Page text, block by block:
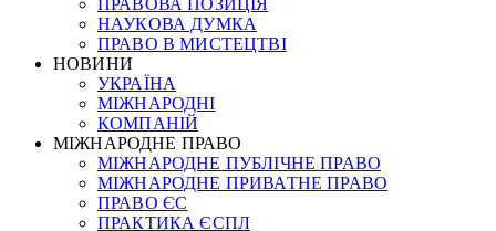
ПРАВОВА ПОЗИЦІЯ
НАУКОВА ДУМКА
ПРАВО В МИСТЕЦТВІ
НОВИНИ
УКРАЇНА
МІЖНАРОДНІ
КОМПАНІЙ
МІЖНАРОДНЕ ПРАВО
МІЖНАРОДНЕ ПУБЛІЧНЕ ПРАВО
МІЖНАРОДНЕ ПРИВАТНЕ ПРАВО
ПРАВО ЄС
ПРАКТИКА ЄСПЛ